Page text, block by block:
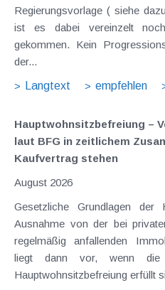
Regierungsvorlage ( siehe
ist es dabei vereinzelt
gekommen. Kein Progressionsvorbehalt bei der Erhöhung
der...
Langtext
empfehlen
Hauptwohnsitz​­befreiung –
laut BFG in zeitlichem
Kaufvertrag stehen
August 2026
Gesetzliche Grundlagen der
Ausnahme von der bei
regelmäßig anfallenden
liegt dann vor, wenn die
Hauptwohnsitzbefreiung erfüllt